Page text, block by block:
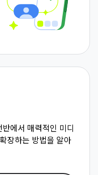
에서 매력적인 미디
장하는 방법을 알아